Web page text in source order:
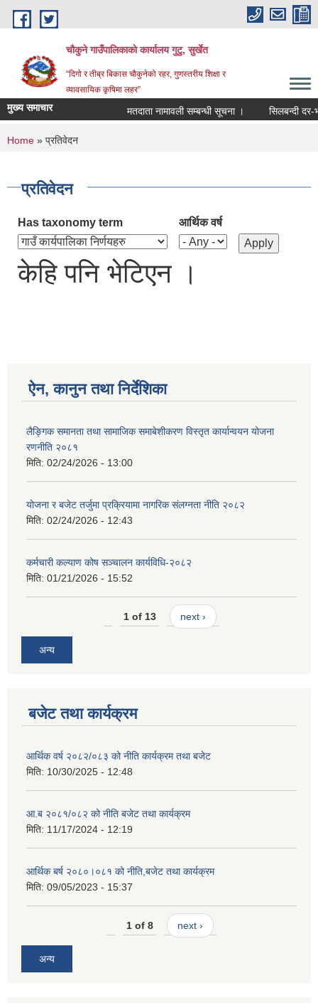
Skip to main content
चौकुने गाउँपालिकाकाे कार्यालय गुटु, सुर्खेत
“दिगो र तीब्र बिकास चौकुनेको रहर, गुणस्तरीय शिक्षा र
व्यावसायिक कृषिमा लहर”
मुख्य समाचार मतदाता नामावली सम्बन्धी सूचना । सिलबन्दी दर-
You are here
Home » प्रतिवेदन
प्रतिवेदन
Has taxonomy term आर्थिक वर्ष
केहि पनि भेटिएन ।
ऐन, कानुन तथा निर्देशिका
लैङ्गिक समानता तथा सामाजिक समाबेशीकरण विस्तृत कार्यान्वयन योजना
रणनीति २०८१
मिति: 02/24/2026 - 13:00
योजना र बजेट तर्जुमा प्रक्रियामा नागरिक संलग्नता नीति २०८२
मिति: 02/24/2026 - 12:43
कर्मचारी कल्याण कोष सञ्चालन कार्यविधि-२०८२
मिति: 01/21/2026 - 15:52
1 of 13 next ›
अन्य
बजेट तथा कार्यक्रम
आर्थिक वर्ष २०८२/०८३ को नीति कार्यक्रम तथा बजेट
मिति: 10/30/2025 - 12:48
आ.ब २०८१/०८२ को नीति बजेट तथा कार्यक्रम
मिति: 11/17/2024 - 12:19
आर्थिक बर्ष २०८०।०८१ को नीति,बजेट तथा कार्यक्रम
मिति: 09/05/2023 - 15:37
1 of 8 next ›
अन्य